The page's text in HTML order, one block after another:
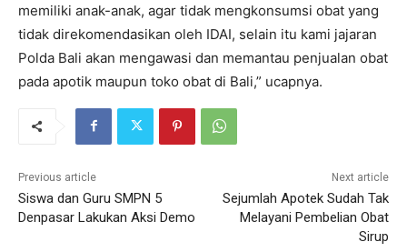
memiliki anak-anak, agar tidak mengkonsumsi obat yang
tidak direkomendasikan oleh IDAI, selain itu kami jajaran
Polda Bali akan mengawasi dan memantau penjualan obat
pada apotik maupun toko obat di Bali,” ucapnya.
Previous article
Siswa dan Guru SMPN 5
Denpasar Lakukan Aksi Demo
Next article
Sejumlah Apotek Sudah Tak
Melayani Pembelian Obat
Sirup